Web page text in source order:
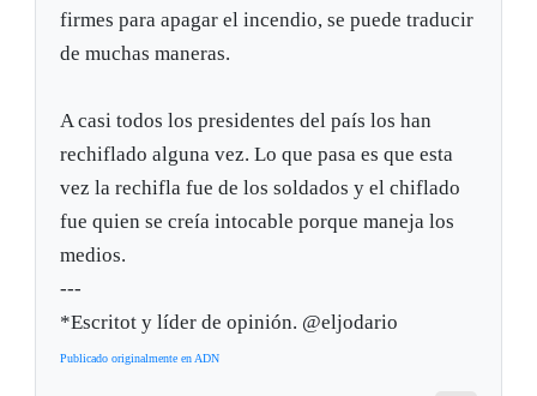
firmes para apagar el incendio, se puede traducir
de muchas maneras.
A casi todos los presidentes del país los han
rechiflado alguna vez. Lo que pasa es que esta
vez la rechifla fue de los soldados y el chiflado
fue quien se creía intocable porque maneja los
medios.
---
*Escritot y líder de opinión. @eljodario
Publicado originalmente en ADN